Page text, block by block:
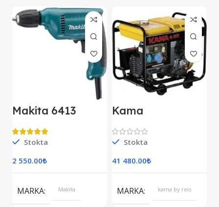
Makita 6413
Stokta
2 550.00₺
MARKA Makita
Kama
Kipor Dizel
Jeneratör Marşlı
Monofaze
Stokta
41 480.00₺
MARKA kama by reis